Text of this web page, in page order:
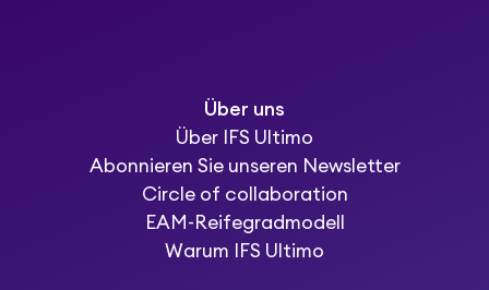
Über uns
Über IFS Ultimo
Abonnieren Sie unseren Newsletter
Circle of collaboration
EAM-Reifegradmodell
Warum IFS Ultimo